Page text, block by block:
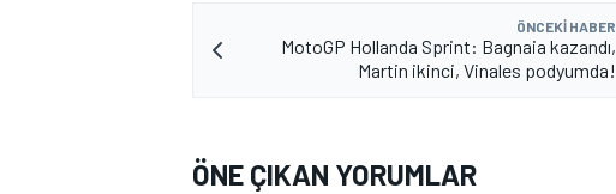
ÖNCEKI HABER
MotoGP Hollanda Sprint: Bagnaia kazandı,
Martin ikinci, Vinales podyumda!
ÖNE ÇIKAN YORUMLAR